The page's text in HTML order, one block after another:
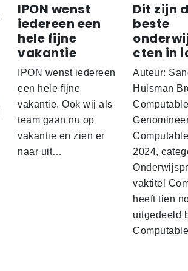
IPON wenst
iedereen een
hele fijne
vakantie
IPON wenst iedereen
een hele fijne
vakantie. Ook wij als
team gaan nu op
vakantie en zien er
naar uit…
Dit zijn
beste
cten in
Auteur:
Hulsman
Computable
2024,
vaktitel
heeft tien
uitgedeeld